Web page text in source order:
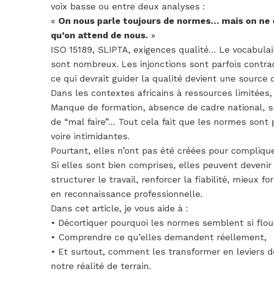
voix basse ou entre deux analyses :
« On nous parle toujours de normes… mais on
qu’on attend de nous. »
ISO 15189, SLIPTA, exigences qualité… Le
sont nombreux. Les injonctions sont parfois
ce qui devrait guider la qualité devient une source
Dans les contextes africains à ressources
Manque de formation, absence de cadre national,
de “mal faire”… Tout cela fait que les normes
voire intimidantes.
Pourtant, elles n’ont pas été créées pour
Si elles sont bien comprises, elles peuvent
structurer le travail, renforcer la fiabilité, mieux
en reconnaissance professionnelle.
Dans cet article, je vous aide à :
• Décortiquer pourquoi les normes semblent si
• Comprendre ce qu’elles demandent réellement,
• Et surtout, comment les transformer en leviers
notre réalité de terrain.